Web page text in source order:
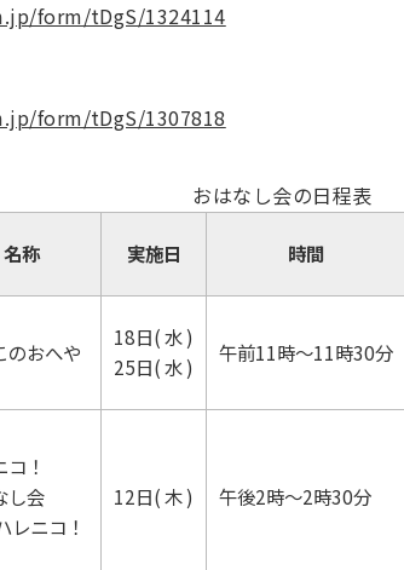
form/tDgS/1324114
form/tDgS/1307818
おはなし会の日程表
名称 実施日 時間
のおへや
18日( 水 )
25日( 水 )
午前11時～11時30分
！
し会
レニコ！
12日( 木 ) 午後2時～2時30分